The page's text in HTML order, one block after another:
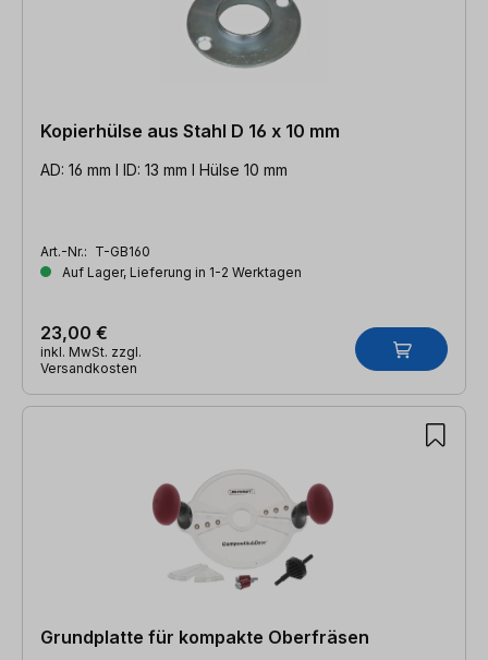
Kopierhülse aus Stahl D 16 x 10 mm
AD: 16 mm l ID: 13 mm l Hülse 10 mm
Art.-Nr.: T-GB160
Auf Lager, Lieferung in 1-2 Werktagen
23,00 €
inkl. MwSt. zzgl.
Versandkosten
Grundplatte für kompakte Oberfräsen